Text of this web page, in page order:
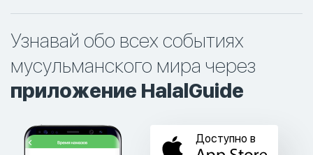
Узнавай обо всех событиях
мусульманского мира через
приложение HalalGuide
Доступно в